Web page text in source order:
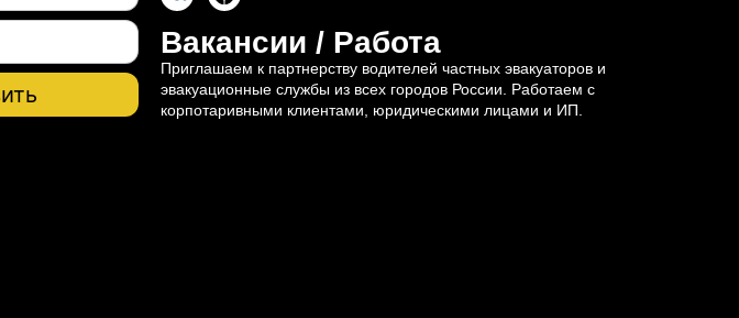
Вакансии / Работа
Приглашаем к партнерству водителей частных эвакуаторов и
эвакуационные службы из всех городов России. Работаем с
корпотаривными клиентами, юридическими лицами и ИП.